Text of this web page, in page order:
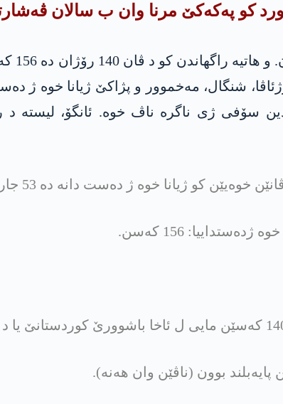
کو پەکەکێ مرنا وان ب سالان
ئەڤ
شنگال، مەخموور و پژاکێ ژیانا خوە ژ
سۆفی ژی ناگرە ناڤ خوە. ئانگۆ، لیستە
156 کەسن.